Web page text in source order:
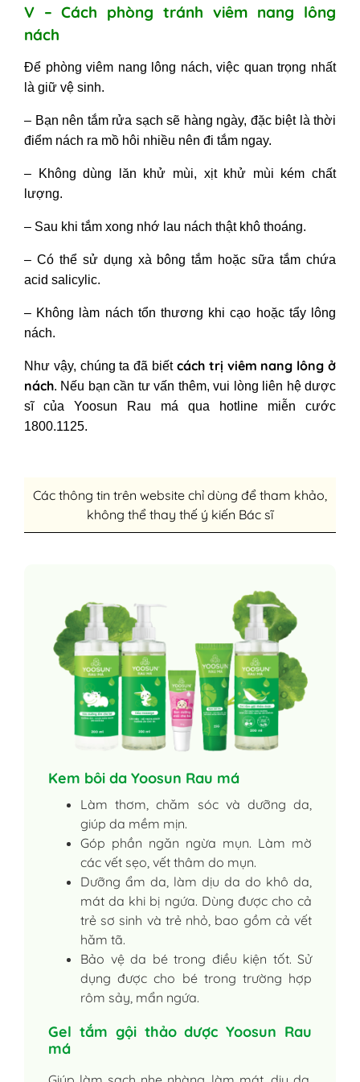
V – Cách phòng tránh viêm nang lông
nách
Để phòng viêm nang lông nách, việc quan trọng nhất
là giữ vệ sinh.
– Bạn nên tắm rửa sạch sẽ hàng ngày, đặc biệt là thời
điểm nách ra mồ hôi nhiều nên đi tắm ngay.
– Không dùng lăn khử mùi, xịt khử mùi kém chất
lượng.
– Sau khi tắm xong nhớ lau nách thật khô thoáng.
– Có thể sử dụng xà bông tắm hoặc sữa tắm chứa
acid salicylic.
– Không làm nách tổn thương khi cạo hoặc tẩy lông
nách.
Như vậy, chúng ta đã biết cách trị viêm nang lông ở
nách. Nếu bạn cần tư vấn thêm, vui lòng liên hệ dược
sĩ của Yoosun Rau má qua hotline miễn cước
1800.1125.
Các thông tin trên website chỉ dùng để tham khảo,
không thể thay thế ý kiến Bác sĩ
Kem bôi da Yoosun Rau má
Làm thơm, chăm sóc và dưỡng da,
giúp da mềm mịn.
Góp phần ngăn ngừa mụn. Làm mờ
các vết sẹo, vết thâm do mụn.
Dưỡng ẩm da, làm dịu da do khô da,
mát da khi bị ngứa. Dùng được cho cả
trẻ sơ sinh và trẻ nhỏ, bao gồm cả vết
hăm tã.
Bảo vệ da bé trong điều kiện tốt. Sử
dụng được cho bé trong trường hợp
rôm sảy, mẩn ngứa.
Gel tắm gội thảo dược Yoosun Rau
má